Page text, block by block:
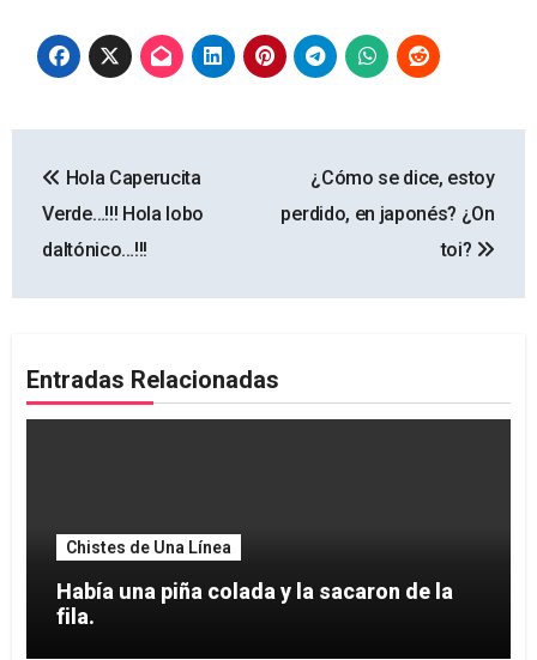
de
entradas
Hola Caperucita
Verde…!!! Hola lobo
daltónico…!!!
¿Cómo se dice, estoy
perdido, en japonés? ¿On
toi?
Entradas Relacionadas
Chistes de Una Línea
Había una piña colada y la sacaron de la
fila.